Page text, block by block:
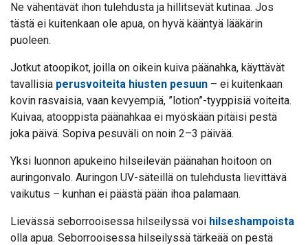
Ne vähentävät ihon tulehdusta ja hillitsevät kutinaa. Jos
tästä ei kuitenkaan ole apua, on hyvä kääntyä lääkärin
puoleen.
Jotkut atoopikot, joilla on oikein kuiva päänahka, käyttävät
tavallisia perusvoiteita hiusten pesuun – ei kuitenkaan
kovin rasvaisia, vaan kevyempiä, ”lotion”-tyyppisiä voiteita.
Kuivaa, atooppista päänahkaa ei myöskään pitäisi pestä
joka päivä. Sopiva pesuväli on noin 2–3 päivää.
Yksi luonnon apukeino hilseilevän päänahan hoitoon on
auringonvalo. Auringon UV-säteillä on tulehdusta lievittävä
vaikutus – kunhan ei päästä pään ihoa palamaan.
Lievässä seborrooisessa hilseilyssä voi hilseshampoista
olla apua. Seborrooisessa hilseilyssä tärkeää on pestä